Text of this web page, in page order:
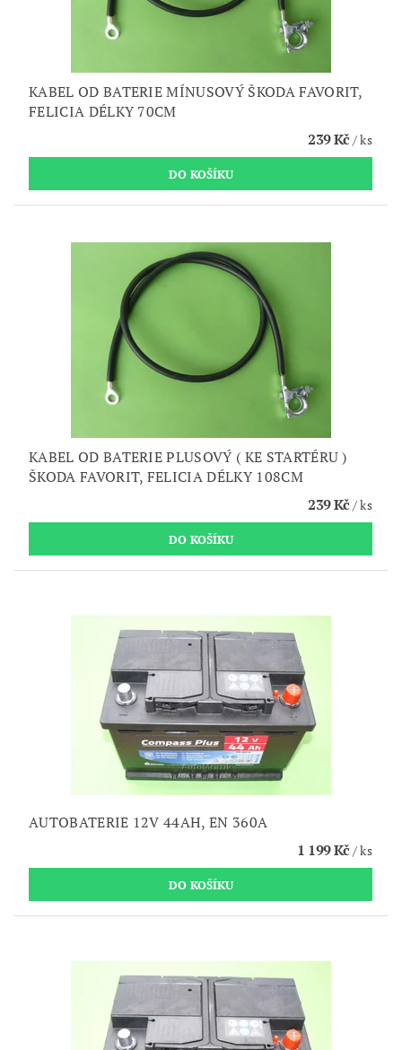
KABEL OD BATERIE MÍNUSOVÝ ŠKODA FAVORIT,
FELICIA DÉLKY 70CM
239 Kč/ ks
KABEL OD BATERIE PLUSOVÝ ( KE STARTÉRU )
ŠKODA FAVORIT, FELICIA DÉLKY 108CM
239 Kč/ ks
AUTOBATERIE 12V 44AH, EN 360A
1 199 Kč/ ks